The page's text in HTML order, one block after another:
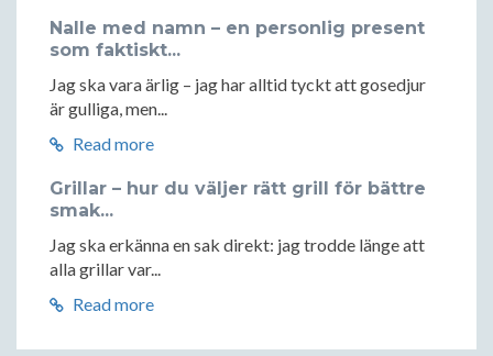
Nalle med namn – en personlig present
som faktiskt...
Jag ska vara ärlig – jag har alltid tyckt att gosedjur
är gulliga, men...
Read more
Grillar – hur du väljer rätt grill för bättre
smak...
Jag ska erkänna en sak direkt: jag trodde länge att
alla grillar var...
Read more